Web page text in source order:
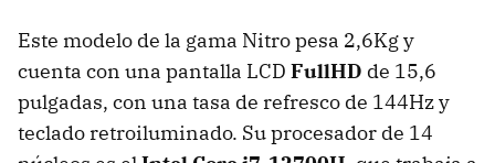
Este modelo de la gama Nitro pesa 2,6Kg y
cuenta con una pantalla LCD FullHD de 15,6
pulgadas, con una tasa de refresco de 144Hz y
teclado retroiluminado. Su procesador de 14